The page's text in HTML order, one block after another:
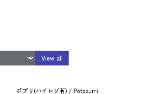
View all
ポプリ(ハイレゾ有) / Potpourri